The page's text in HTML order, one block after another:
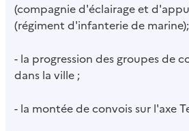
(compagnie d'éclairage et
(régiment d'infanterie de marine);
- la progression des groupes de
dans la ville ;
- la montée de convois sur l'axe